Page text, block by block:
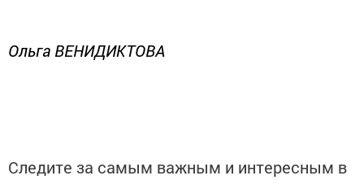
Ольга ВЕНИДИКТОВА
Следите за самым важным и интересным в